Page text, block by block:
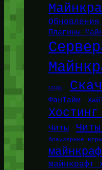
Плагины
Сиды
ФанТайм
Читы
браузерные игры
майнкрафт